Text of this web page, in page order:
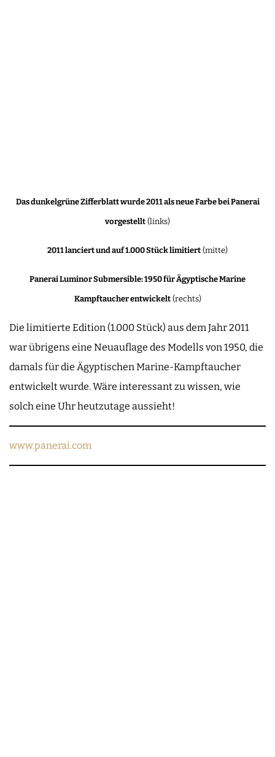
Das dunkelgrüne Zifferblatt wurde 2011 als neue Farbe bei Panerai
vorgestellt (links)
2011 lanciert und auf 1.000 Stück limitiert (mitte)
Panerai Luminor Submersible: 1950 für Ägyptische Marine
Kampftaucher entwickelt(rechts)
Die limitierte Edition (1.000 Stück) aus dem Jahr 2011
war übrigens eine Neuauflage des Modells von 1950, die
damals für die Ägyptischen Marine-Kampftaucher
entwickelt wurde. Wäre interessant zu wissen, wie
solch eine Uhr heutzutage aussieht!
www.panerai.com